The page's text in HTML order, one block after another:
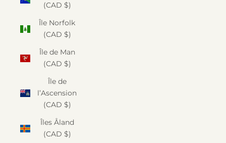
(CAD $)
Île Norfolk
(CAD $)
Île de Man
(CAD $)
Île de
l’Ascension
(CAD $)
Îles Åland
(CAD $)